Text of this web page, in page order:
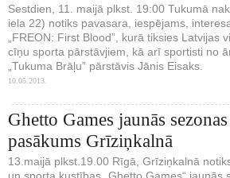
Sestdien, 11. maijā plkst. 19:00 Tukumā
iela 22) notiks pavasara, iespējams,
„FREON: First Blood”, kurā tiksies Latvijas
cīņu sporta pārstāvjiem, kā arī sportisti no
„Tukuma Brāļu” pārstāvis Jānis Eisaks.
10.05.2013.
Ghetto Games jaunās
pasākums Grīziņkalnā
13.maijā plkst.19.00 Rīgā, Grīziņkalnā
un sporta kustības „Ghetto Games“ jaunās